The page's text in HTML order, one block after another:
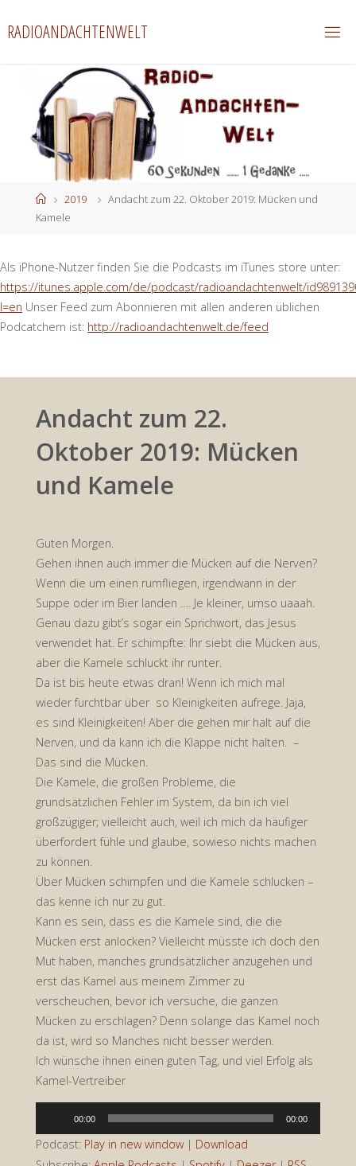
Inhalt
RADIOANDACHTENWELT
Start2019
Andacht zum 22. Oktober 2019: Mücken und
Kamele
Als iPhone-Nutzer finden Sie die Podcasts im iTunes store unter:
https://itunes.apple.com/de/podcast/radioandachtenwelt/
l=en Unser Feed zum Abonnieren mit allen anderen üblichen
Podcatchern ist: http://radioandachtenwelt.de/feed
Andacht zum 22.
Oktober 2019: Mücken
und Kamele
Guten Morgen.
Gehen ihnen auch immer die Mücken auf die Nerven?
Wenn die um einen rumfliegen, irgendwann in der
Suppe oder im Bier landen …. Je kleiner, umso uaaah.
Genau dazu gibt’s sogar ein Sprichwort, das Jesus
verwendet hat. Er schimpfte: Ihr siebt die Mücken aus,
aber die Kamele schluckt ihr runter.
Da ist bis heute etwas dran! Wenn ich mich mal
wieder furchtbar über so Kleinigkeiten aufrege. Jaja,
es sind Kleinigkeiten! Aber die gehen mir halt auf die
Nerven, und da kann ich die Klappe nicht halten. –
Das sind die Mücken.
Die Kamele, die großen Probleme, die
grundsätzlichen Fehler im System, da bin ich viel
großzügiger; vielleicht auch, weil ich mich da häufiger
überfordert fühle und glaube, sowieso nichts machen
zu können.
Über Mücken schimpfen und die Kamele schlucken –
das kenne ich nur zu gut.
Kann es sein, dass es die Kamele sind, die die
Mücken erst anlocken? Vielleicht müsste ich doch den
Mut haben, manches grundsätzlicher anzugehen und
erst das Kamel aus meinem Zimmer zu
verscheuchen, bevor ich versuche, die ganzen
Mücken zu erschlagen? Denn solange das Kamel noch
da ist, wird so Manches nicht besser werden.
Ich wünsche ihnen einen guten Tag, und viel Erfolg als
Kamel-Vertreiber
Player
00:00 00:00
Podcast: Play in new window| Download